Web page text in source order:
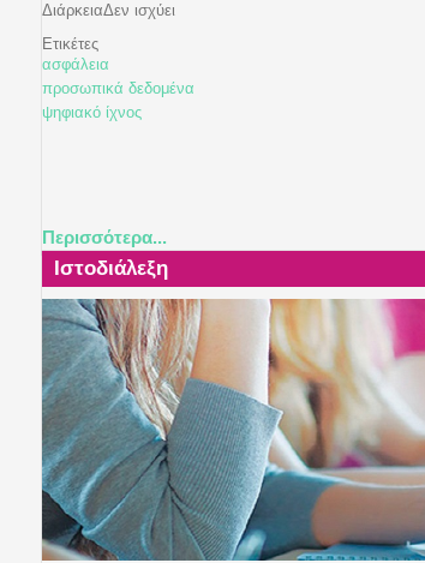
ΔιάρκειαΔεν ισχύει
Ετικέτες
ασφάλεια
προσωπικά δεδομένα
ψηφιακό ίχνος
Περισσότερα...